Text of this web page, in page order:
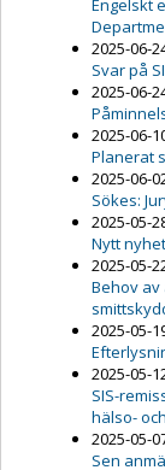
Engelskt
2025-06-
Svar på
2025-06-
2025-06-
Planerat
2025-06-
Sökes:
2025-05-
Nytt
2025-05-
Behov
2025-05-
2025-05-
SIS-
hälso-
2025-05-
Sen